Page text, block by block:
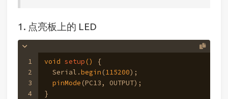
1. 点亮板上的 LED
1
2
3
4
void setup ()
{
  Serial.
begin (115200);
pinMode (PC13, OUTPUT);
}